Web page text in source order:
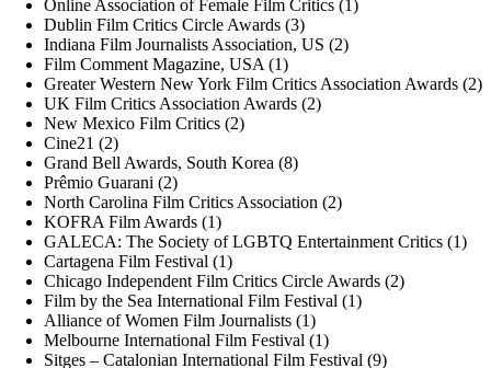
Online Association of Female Film Critics (1)
Dublin Film Critics Circle Awards (3)
Indiana Film Journalists Association, US (2)
Film Comment Magazine, USA (1)
Greater Western New York Film Critics Association Awards (2)
UK Film Critics Association Awards (2)
New Mexico Film Critics (2)
Cine21 (2)
Grand Bell Awards, South Korea (8)
Prêmio Guarani (2)
North Carolina Film Critics Association (2)
KOFRA Film Awards (1)
GALECA: The Society of LGBTQ Entertainment Critics (1)
Cartagena Film Festival (1)
Chicago Independent Film Critics Circle Awards (2)
Film by the Sea International Film Festival (1)
Alliance of Women Film Journalists (1)
Melbourne International Film Festival (1)
Sitges – Catalonian International Film Festival (9)